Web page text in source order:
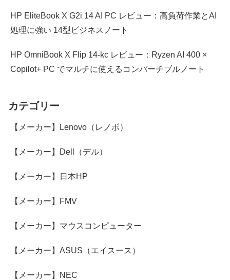
HP EliteBook X G2i 14 AI PC レビュー：高負荷作業とAI
処理に強い 14型ビジネスノート
HP OmniBook X Flip 14-kc レビュー：Ryzen AI 400 ×
Copilot+ PC でマルチに使えるコンバーチブルノート
カテゴリー
【メーカー】Lenovo（レノボ）
【メーカー】Dell（デル）
【メーカー】日本HP
【メーカー】FMV
【メーカー】マウスコンピューター
【メーカー】ASUS（エイスース）
【メーカー】NEC